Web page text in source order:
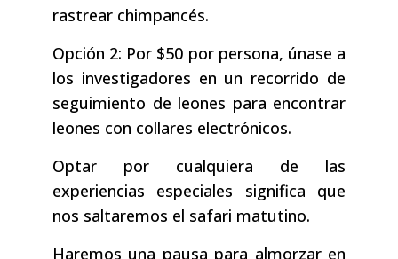
rastrear chimpancés.
Opción 2: Por $50 por persona, únase a
los investigadores en un recorrido de
seguimiento de leones para encontrar
leones con collares electrónicos.
Optar por cualquiera de las
experiencias especiales significa que
nos saltaremos el safari matutino.
Haremos una pausa para almorzar en